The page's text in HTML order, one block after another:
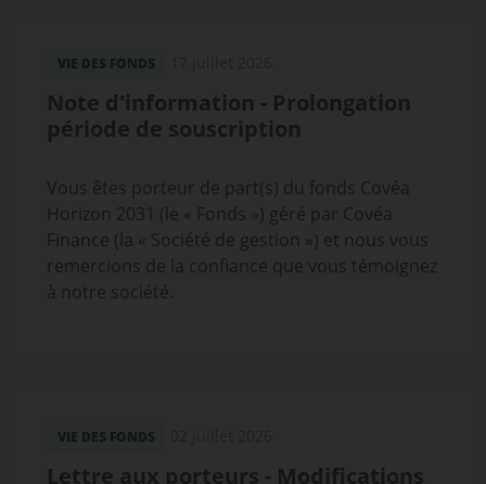
VIE DES FONDS
Note d'information - Prolongation
période de souscription
Vous êtes porteur de part(s) du fonds Covéa
Horizon 2031 (le « Fonds ») géré par Covéa
Finance (la « Société de gestion ») et nous vous
remercions de la confiance que vous témoignez
à notre société.
VIE DES FONDS
Lettre aux porteurs - Modifications